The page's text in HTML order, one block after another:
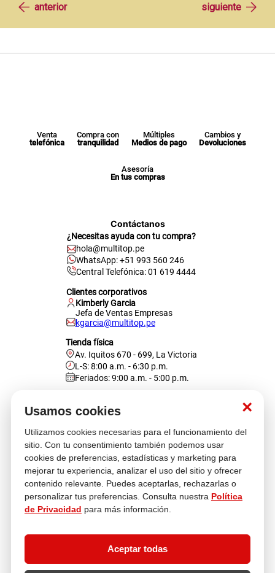
×
Usamos cookies
Utilizamos cookies necesarias para el funcionamiento del
sitio. Con tu consentimiento también podemos usar
cookies de preferencias, estadísticas y marketing para
mejorar tu experiencia, analizar el uso del sitio y ofrecer
contenido relevante. Puedes aceptarlas, rechazarlas o
personalizar tus preferencias. Consulta nuestra Política
de Privacidad para más información.
Aceptar todas
Venta
telefónica
Compra con
tranquilidad
Múltiples
Medios de pago
Cambios y
Devoluciones
Asesoría
En tus compras
Contáctanos
¿Necesitas ayuda con tu compra?
hola@multitop.pe
WhatsApp: +51 993 560 246
Central Telefónica: 01 619 4444
Clientes corporativos
Kimberly Garcia
Jefa de Ventas Empresas
kgarcia@multitop.pe
Tienda física
Av. Iquitos 670 - 699, La Victoria
L-S: 8:00 a.m. - 6:30 p.m.
Feriados: 9:00 a.m. - 5:00 p.m.
Atención al cliente
Descubre más